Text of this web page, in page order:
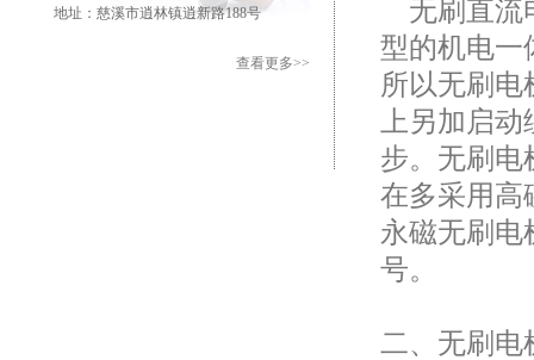
地址：慈溪市逍林镇逍新路188号
查看更多>>
无刷直流
型的机电一
所以无刷
上另加启
步。无刷电
在多采用高
永磁无刷电
号。
二、无刷电